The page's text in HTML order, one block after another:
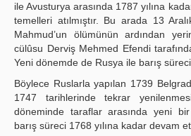
ile Avusturya arasında 1787 yılına
temelleri atılmıştır. Bu arada 13
Mahmud’un ölümünün ardından
cülûsu Derviş Mehmed Efendi
Yeni dönemde de Rusya ile barış
Böylece Ruslarla yapılan 1739
1747 tarihlerinde tekrar
döneminde taraflar arasında yeni
barış süreci 1768 yılına kadar devam